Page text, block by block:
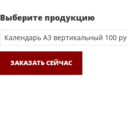
Выберите продукцию
ЗАКАЗАТЬ СЕЙЧАС